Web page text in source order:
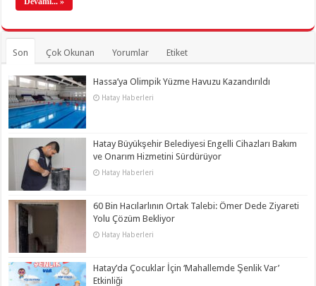
Son Çok Okunan Yorumlar Etiket
Hassa’ya Olimpik Yüzme Havuzu Kazandırıldı
Hatay Haberleri
Hatay Büyükşehir Belediyesi Engelli Cihazları Bakım
ve Onarım Hizmetini Sürdürüyor
Hatay Haberleri
60 Bin Hacılarlının Ortak Talebi: Ömer Dede Ziyareti
Yolu Çözüm Bekliyor
Hatay Haberleri
Hatay’da Çocuklar İçin ‘Mahallemde Şenlik Var’
Etkinliği